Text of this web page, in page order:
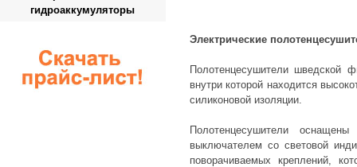
Электрические
Полотенцесушители шведской
внутри которой находится
силиконовой изоляции.
Полотенцесушители
выключателем со световой
поворачиваемых креплений,
гидроаккумуляторы